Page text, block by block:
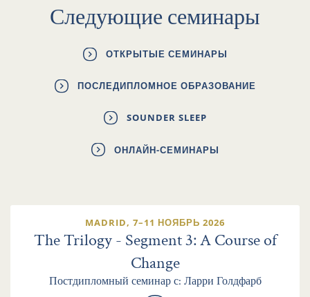
Следующие семинары
ОТКРЫТЫЕ СЕМИНАРЫ
ПОСЛЕДИПЛОМНОЕ ОБРАЗОВАНИЕ
SOUNDER SLEEP
ОНЛАЙН-СЕМИНАРЫ
MADRID, 7–11 НОЯБРЬ 2026
The Trilogy - Segment 3: A Course of
Change
Постдипломный семинар с: Ларри Голдфарб